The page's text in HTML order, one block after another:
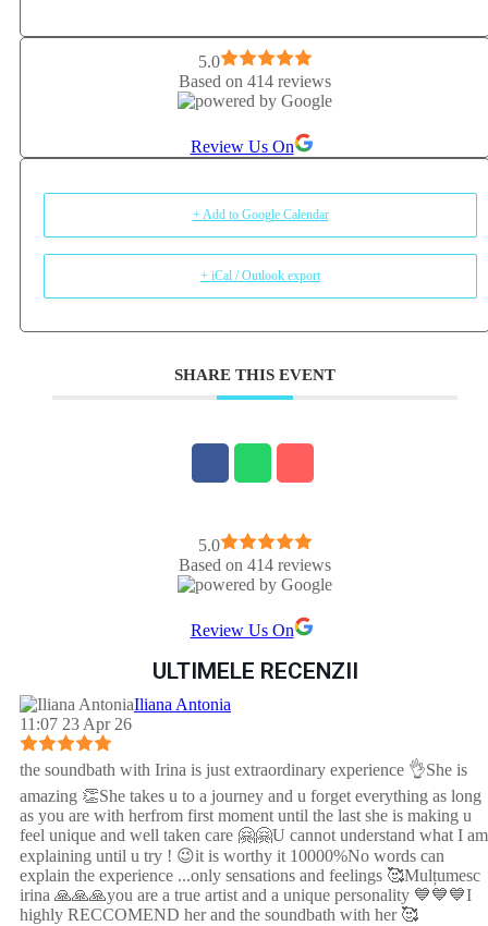
5.0
Based on 414 reviews
Review Us On
+ Add to Google Calendar
+ iCal / Outlook export
SHARE THIS EVENT
5.0
Based on 414 reviews
Review Us On
ULTIMELE RECENZII
Iliana Antonia
11:07 23 Apr 26
the soundbath with Irina is just extraordinary experience 👌She is
amazing 👏She takes u to a journey and u forget everything as long
as you are with herfrom first moment until the last she is making u
feel unique and well taken care 🤗🤗U cannot understand what I am
explaining until u try ! 😉it is worthy it 10000%No words can
explain the experience ...only sensations and feelings 🥰Mulțumesc
irina 🙏🙏🙏you are a true artist and a unique personality 💙💙💙I
highly RECCOMEND her and the soundbath with her 🥰